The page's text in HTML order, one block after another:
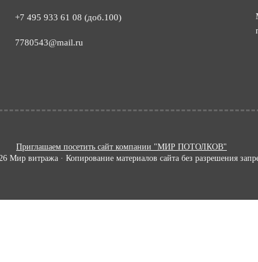
+7 495 933 61 08 (доб.100)
7780543@mail.ru
Приглашаем посетить сайт компании "МИР ПОТОЛКОВ"
Мир витража · Копирование материалов сайта без разрешения